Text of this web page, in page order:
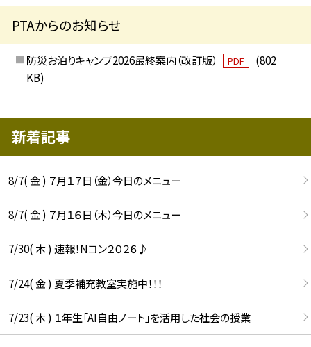
PTAからのお知らせ
防災お泊りキャンプ2026最終案内（改訂版） PDF
(802
KB)
新着記事
8/7( 金 ) ７月１７日（金）今日のメニュー
8/7( 金 ) ７月１６日（木）今日のメニュー
7/30( 木 ) 速報！Nコン２０２６♪
7/24( 金 ) 夏季補充教室実施中！！！
7/23( 木 ) １年生「AI自由ノート」を活用した社会の授業